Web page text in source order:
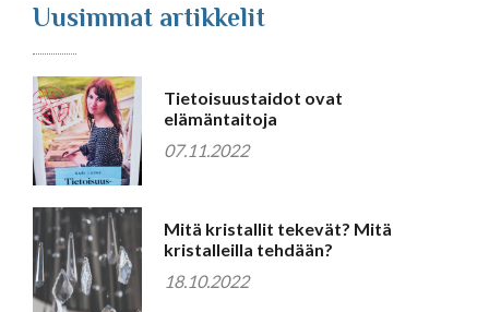
Uusimmat artikkelit
Tietoisuustaidot ovat
elämäntaitoja
07.11.2022
Mitä kristallit tekevät? Mitä
kristalleilla tehdään?
18.10.2022